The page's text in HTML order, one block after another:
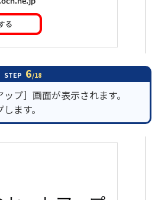
STEP 6/18
ップ］画面が表示されます。
ます。